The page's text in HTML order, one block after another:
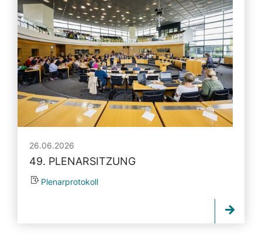
26.06.2026
49. PLENARSITZUNG
Plenarprotokoll